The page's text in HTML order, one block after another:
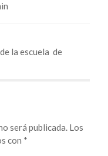
la escuela de
será publicada. Los
con *